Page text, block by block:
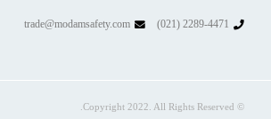
trade@modamsafety.com
© Copyright 2022. All Rights Reserved.